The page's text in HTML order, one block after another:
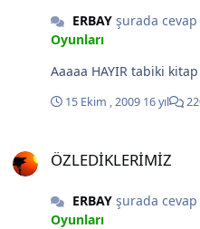
ERBAYşurada cevap
Oyunları
Aaaaa
15 Ekim , 2009 16 yıl
ÖZLEDİKLERİMİZ
ERBAYşurada cevap
Oyunları